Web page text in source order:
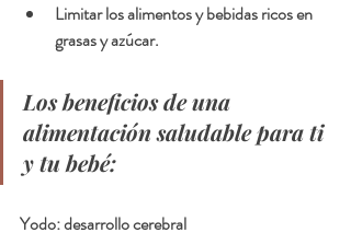
Limitar los alimentos y bebidas ricos en
grasas y azúcar.
Los beneficios de una
alimentación saludable para ti
y tu bebé:
Yodo: desarrollo cerebral